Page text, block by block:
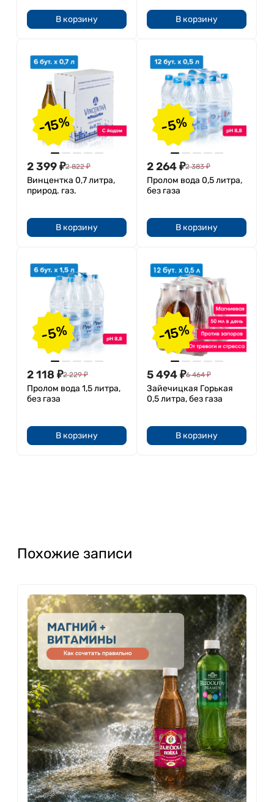
В корзину В корзину
-15%
2 399₽2 822 ₽
Винцентка 0,7 литра,
природ. газ.
В корзину
-5%
2 264₽2 383 ₽
Пролом вода 0,5 литра,
без газа
В корзину
-5%
2 118 ₽2 229 ₽
Пролом вода 1,5 литра,
без газа
В корзину
-15%
5 494₽6 464 ₽
Зайечицкая Горькая
0,5 литра, без газа
В корзину
Похожие записи